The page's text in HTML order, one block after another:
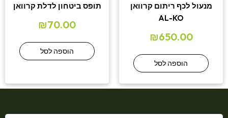
מנעול לכף ריתום קרוואן
AL-KO
₪650.00
הוספה לסל
תופס ביטחון לדלת קרוואן
₪70.00
הוספה לסל